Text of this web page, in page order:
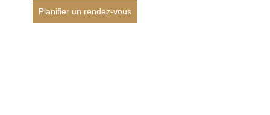
Planifier un rendez-vous